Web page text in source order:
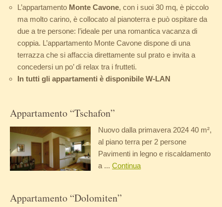
L’appartamento Monte Cavone, con i suoi 30 mq, è piccolo
ma molto carino, è collocato al pianoterra e può ospitare da
due a tre persone: l’ideale per una romantica vacanza di
coppia. L’appartamento Monte Cavone dispone di una
terrazza che si affaccia direttamente sul prato e invita a
concedersi un po’ di relax tra i frutteti.
In tutti gli appartamenti è disponibile W-LAN
Appartamento “Tschafon”
Nuovo dalla primavera 2024 40 m²,
al piano terra per 2 persone
Pavimenti in legno e riscaldamento
a ...Continua
Appartamento “Dolomiten”